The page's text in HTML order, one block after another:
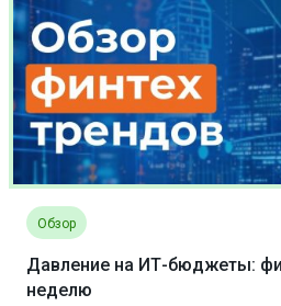
Обзор
Давление на ИТ-бюджеты:
неделю